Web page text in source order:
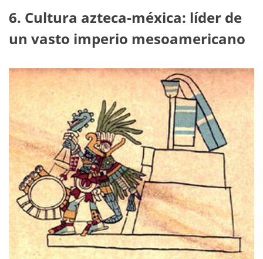
6. Cultura azteca-méxica: líder de
un vasto imperio mesoamericano